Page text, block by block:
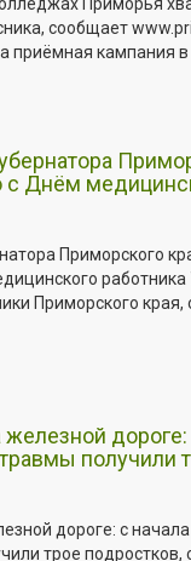
сообщает
приёмная кампания в
с Днём
Приморского
Приморского края,
железной дороге:
получили
дороге: с
трое подростков,